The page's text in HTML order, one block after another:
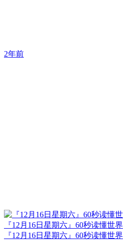
2年前
『12月16日星期六』60秒读懂世界
『12月16日星期六』60秒读懂世界